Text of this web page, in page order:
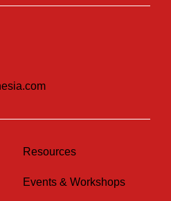
Resources
Events & Workshops